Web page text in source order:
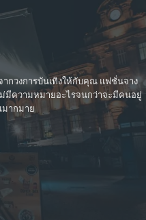
ากวงการบันเทิงให้กับคุณ แฟชั่นจาง
ม่มีความหมายอะไรจนกว่าจะมีคนอยู่
มากมาย